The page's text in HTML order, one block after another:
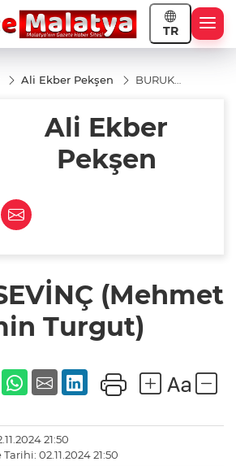
TR
Ali Ekber Pekşen
BURUK
Turgut)
Ali Ekber
Pekşen
(Mehmet
Turgut)
21:50
02.11.2024 21:50